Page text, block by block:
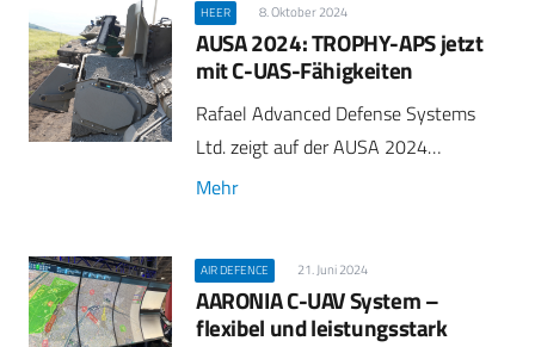
HEER 8. Oktober 2024
AUSA 2024: TROPHY-APS jetzt
mit C-UAS-Fähigkeiten
Rafael Advanced Defense Systems
Ltd. zeigt auf der AUSA 2024…
Mehr
AIR DEFENCE 21. Juni 2024
AARONIA C-UAV System –
flexibel und leistungsstark